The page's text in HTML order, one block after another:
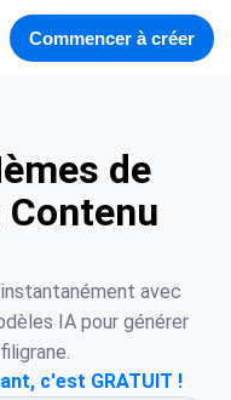
소개
Commencer à créer
de
Contenu
avec
IA pour générer
c'est GRATUIT !